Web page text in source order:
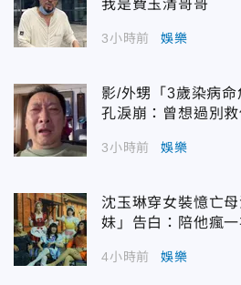
我是費玉清哥哥
3小時前 娛樂
影/外甥「3歲染病
孔淚崩：曾想過別
3小時前 娛樂
沈玉琳穿女裝憶亡
妹」告白：陪他瘋一
4小時前 娛樂